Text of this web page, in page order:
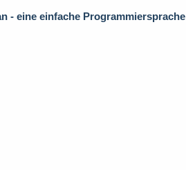
- eine einfache Programmiersprache